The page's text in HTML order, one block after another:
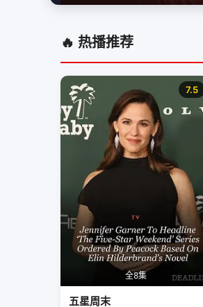
🔥 热播推荐
7.5
全8集
五星周末